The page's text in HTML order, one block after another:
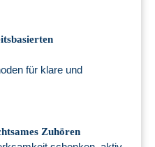
für klare und
Zuhören